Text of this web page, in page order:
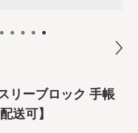
リーブロック 手帳
送可】